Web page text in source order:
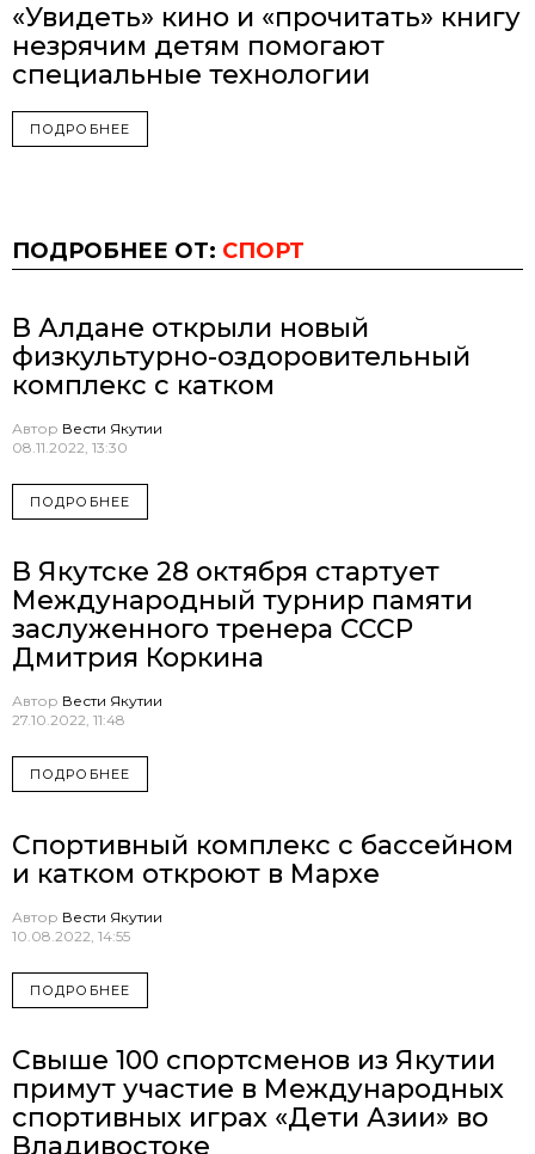
«Увидеть» кино и «прочитать» книгу
незрячим детям помогают
специальные технологии
ПОДРОБНЕЕ
ПОДРОБНЕЕ ОТ: СПОРТ
В Алдане открыли новый
физкультурно-оздоровительный
комплекс с катком
Автор Вести Якутии
08.11.2022, 13:30
ПОДРОБНЕЕ
В Якутске 28 октября стартует
Международный турнир памяти
заслуженного тренера СССР
Дмитрия Коркина
Автор Вести Якутии
27.10.2022, 11:48
ПОДРОБНЕЕ
Спортивный комплекс с бассейном
и катком откроют в Мархе
Автор Вести Якутии
10.08.2022, 14:55
ПОДРОБНЕЕ
Свыше 100 спортсменов из Якутии
примут участие в Международных
спортивных играх «Дети Азии» во
Владивостоке